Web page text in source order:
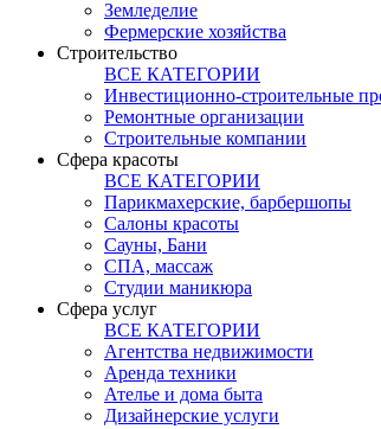
Земледелие
Фермерские хозяйства
Строительство
ВСЕ КАТЕГОРИИ
Инвестиционно-строительные
Ремонтные организации
Строительные компании
Сфера красоты
ВСЕ КАТЕГОРИИ
Парикмахерские, барбершопы
Салоны красоты
Сауны, Бани
СПА, массаж
Студии маникюра
Сфера услуг
ВСЕ КАТЕГОРИИ
Агентства недвижимости
Аренда техники
Ателье и дома быта
Дизайнерские услуги